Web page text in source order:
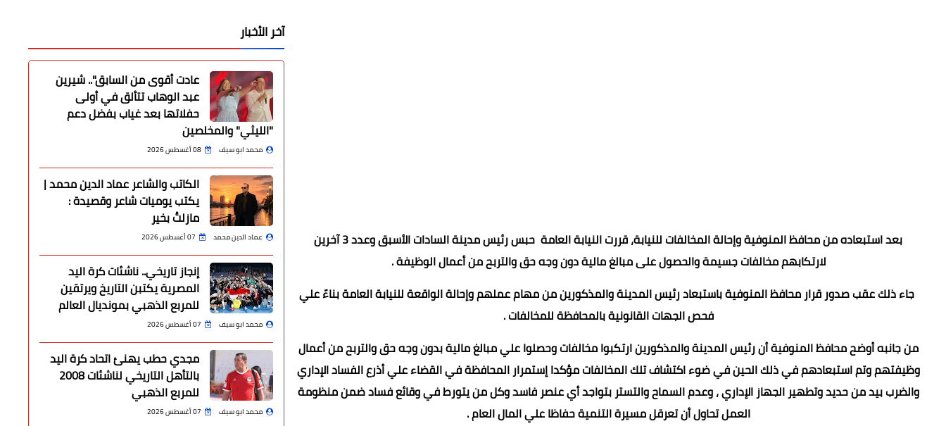
بعد استبعاده من محافظ المنوفية وإحالة المخالفات للنيابة، قررت النيابة العامة حبس رئيس مدينة السادات الأسبق وعدد 3 آخرين
لارتكابهم مخالفات جسيمة والحصول على مبالغ مالية دون وجه حق والتربح من أعمال الوظيفة .
جاء ذلك عقب صدور قرار محافظ المنوفية باستبعاد رئيس المدينة والمذكورين من مهام عملهم وإحالة الواقعة للنيابة العامة بناءً علي
فحص الجهات القانونية بالمحافظة للمخالفات .
من جانبه أوضح محافظ المنوفية أن رئيس المدينة والمذكورين ارتكبوا مخالفات وحصلوا علي مبالغ مالية بدون وجه حق والتربح من أعمال
وظيفتهم وتم استبعادهم في ذلك الحين في ضوء اكتشاف تلك المخالفات مؤكدا إستمرار المحافظة في القضاء علي أذرع الفساد الإداري
والضرب بيد من حديد وتطهير الجهاز الإداري ، وعدم السماح والتستر بتواجد أي عنصر فاسد وكل من يتورط في وقائع فساد ضمن منظومة
العمل تحاول أن تعرقل مسيرة التنمية حفاظا علي المال العام .
آخر الأخبار
عادت أقوى من السابق".. شيرين
عبد الوهاب تتألق في أولى
حفلاتها بعد غياب بفضل دعم
"الليثي" والمخلصين
محمد ابو سيف 08 أغسطس 2026
الكاتب والشاعر عماد الدين محمد |
يكتب يوميات شاعر وقصيدة :
مازلتُ بخير
عماد الدين محمد 07 أغسطس 2026
إنجاز تاريخي.. ناشئات كرة اليد
المصرية يكتبن التاريخ ويرتقين
للمربع الذهبي بمونديال العالم
محمد ابو سيف 07 أغسطس 2026
مجدي حطب يهنئ اتحاد كرة اليد
بالتأهل التاريخي لناشئات 2008
للمربع الذهبي
محمد ابو سيف 07 أغسطس 2026